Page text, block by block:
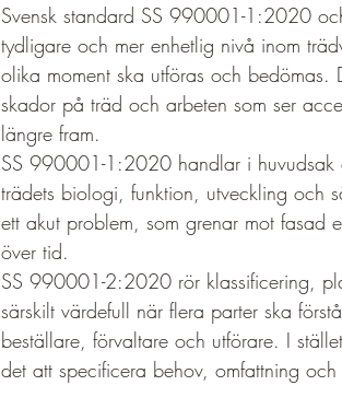
Svensk standard SS 990001-1:2020
tydligare och mer enhetlig nivå inom
olika moment ska utföras och
skador på träd och arbeten som ser
längre fram.
SS 990001-1:2020 handlar i huvudsak
trädets biologi, funktion, utveckling och
ett akut problem, som grenar mot fasad
över tid.
SS 990001-2:2020 rör klassificering,
särskilt värdefull när flera parter ska
beställare, förvaltare och utförare. I
det att specificera behov, omfattning